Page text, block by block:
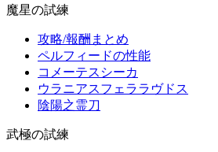
魔星の試練
攻略/報酬まとめ
ペルフィードの性能
コメーテスシーカ
ウラニアスフェララヴドス
陰陽之霊刀
武極の試練